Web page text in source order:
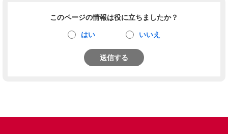
このページの情報は役に立ちましたか？
はい いいえ
送信する